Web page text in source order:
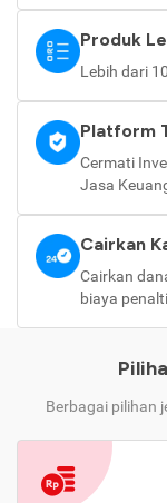
Produk
Lebih dari
Platform
Cermati
Jasa
Cairkan
Cairkan
biaya
Berbagai pilihan